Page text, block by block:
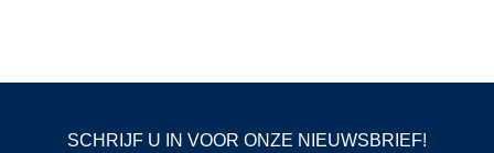
SCHRIJF U IN VOOR ONZE NIEUWSBRIEF!